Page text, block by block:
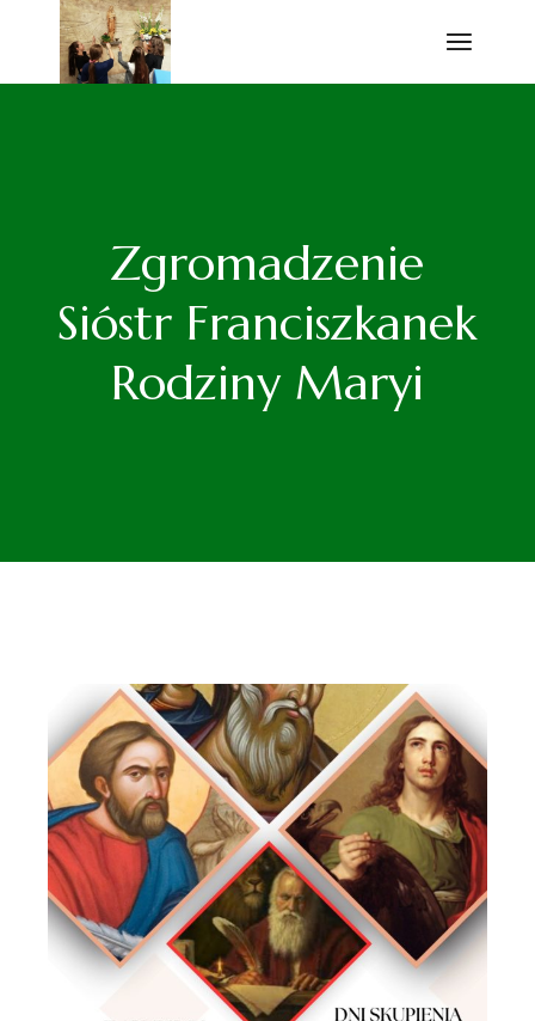
Przejdź
Zgromadzenie
Sióstr Franciszkanek
Rodziny Maryi